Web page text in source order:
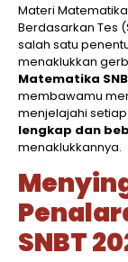
Materi
Berdasarkan Tes
salah satu
menaklukkan
Matematika
membawamu
menjelajahi
lengkap dan
menaklukkannya.
SNBT